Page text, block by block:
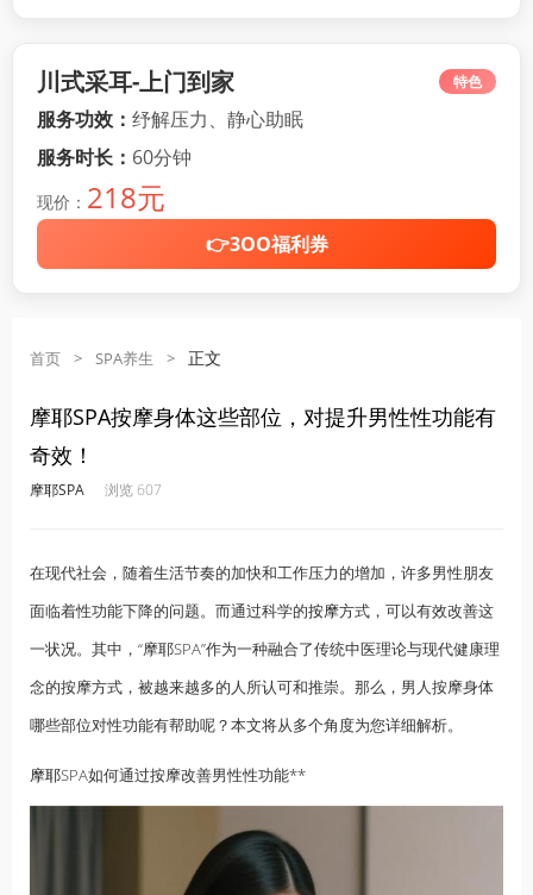
川式采耳-上门到家 特色
服务功效： 纾解压力、静心助眠
服务时长： 60分钟
现价： 218元
👉3OO福利券
首页 > SPA养生 > 正文
摩耶SPA按摩身体这些部位，对提升男性性功能有
奇效！
摩耶SPA 浏览 607
在现代社会，随着生活节奏的加快和工作压力的增加，许多男性朋友
面临着性功能下降的问题。而通过科学的按摩方式，可以有效改善这
一状况。其中，“摩耶SPA”作为一种融合了传统中医理论与现代健康理
念的按摩方式，被越来越多的人所认可和推崇。那么，男人按摩身体
哪些部位对性功能有帮助呢？本文将从多个角度为您详细解析。
摩耶SPA如何通过按摩改善男性性功能**